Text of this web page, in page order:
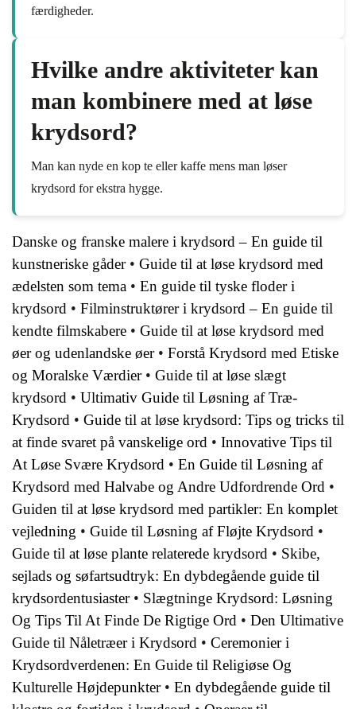
færdigheder.
Hvilke andre aktiviteter kan
man kombinere med at løse
krydsord?
Man kan nyde en kop te eller kaffe mens man løser
krydsord for ekstra hygge.
Danske og franske malere i krydsord – En guide til
kunstneriske gåder• Guide til at løse krydsord med
ædelsten som tema • En guide til tyske floder i
krydsord • Filminstruktører i krydsord – En guide til
kendte filmskabere • Guide til at løse krydsord med
øer og udenlandske øer• Forstå Krydsord med Etiske
og Moralske Værdier• Guide til at løse slægt
krydsord • Ultimativ Guide til Løsning af Træ-
Krydsord • Guide til at løse krydsord: Tips og tricks til
at finde svaret på vanskelige ord • Innovative Tips til
At Løse Svære Krydsord • En Guide til Løsning af
Krydsord med Halvabe og Andre Udfordrende Ord •
Guiden til at løse krydsord med partikler: En komplet
vejledning • Guide til Løsning af Fløjte Krydsord •
Guide til at løse plante relaterede krydsord • Skibe,
sejlads og søfartsudtryk: En dybdegående guide til
krydsordentusiaster• Slægtninge Krydsord: Løsning
Og Tips Til At Finde De Rigtige Ord • Den Ultimative
Guide til Nåletræer i Krydsord • Ceremonier i
Krydsordverdenen: En Guide til Religiøse Og
Kulturelle Højdepunkter• En dybdegående guide til